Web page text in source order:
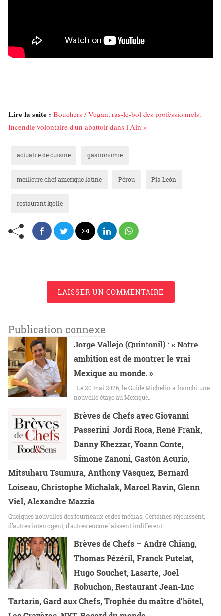
Lire la suite : Bouchers / Vegan, ras-le-bol des professionnels.
Incendie volontaire d'un abattoir dans l'Ain »
actualite de cuisine gastronomie
meilleure chef amerique latine Pérou Pía León
restaurant kjolle
LAISSER UN COMMENTAIRE
Publication connexe
Jorge Vallejo (Quintonil) : « Notre
ambition est de montrer le vrai
Mexique au monde. »
Le 20 mai 2026, le Guide Michelin a franchi une
nouvelle étape au Mexique…
Brèves de Chefs avec Giovanni
Passerini, Jordi Roca, René Frank,
Danny Khezzar, Yoann Conte,
Simone Zanoni, Gastón Acurio,
Mitsuharu Tsumura, Anthony Vásquez, Bernard
Loiseau, Christophe Michalak, Marcel Ravin, Glenn
Viel, Alexandre Mazzia
Quelques nouvelles des fourneaux et des médias. Certaines réjouissent,
d’autres interrogent, d’autres encore laissent indifférent.…
Brèves de Chefs – André Chiang,
Thomas Pézéril, Franck Putelat,
Hugo Souchet, Lasarte, Joel
Robuchon, Restaurant Jean-Luc
Tartarin, Gard aux Chefs, Trophée du maître d’hôtel,